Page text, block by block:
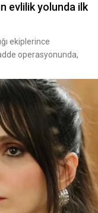
evlilik yolunda ilk
ekiplerince
operasyonunda,